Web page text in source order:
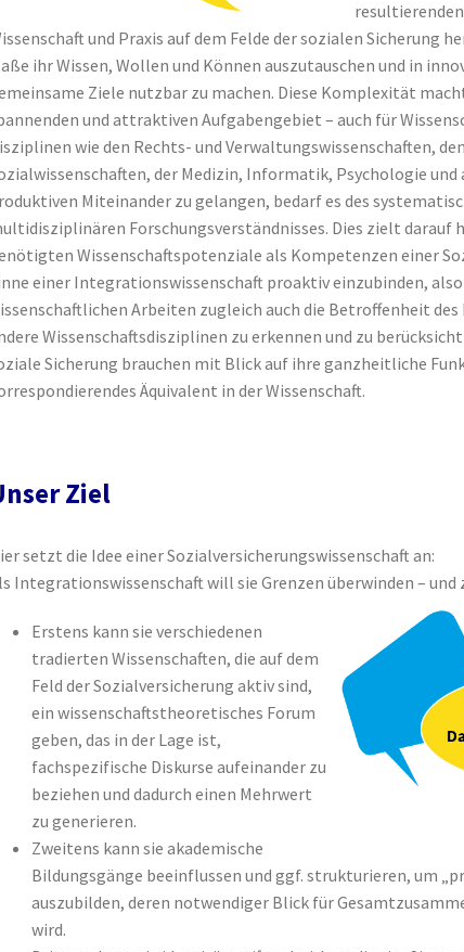
und Praxis auf dem Felde der sozialen Sicherung
ihr Wissen, Wollen und Können auszutauschen und in
Ziele nutzbar zu machen. Diese Komplexität
und attraktiven Aufgabengebiet – auch für
wie den Rechts- und Verwaltungswissenschaften,
der Medizin, Informatik, Psychologie und
Miteinander zu gelangen, bedarf es des
Forschungsverständnisses. Dies zielt darauf
Wissenschaftspotenziale als Kompetenzen einer
einer Integrationswissenschaft proaktiv einzubinden,
Arbeiten zugleich auch die Betroffenheit
Wissenschaftsdisziplinen zu erkennen und zu
Sicherung brauchen mit Blick auf ihre ganzheitliche
Äquivalent in der Wissenschaft.
Ziel
setzt die Idee einer Sozialversicherungswissenschaft an:
Integrationswissenschaft will sie Grenzen überwinden – und
Erstens kann sie verschiedenen
tradierten Wissenschaften, die auf dem
Feld der Sozialversicherung aktiv sind,
ein wissenschaftstheoretisches Forum
geben, das in der Lage ist,
fachspezifische Diskurse aufeinander zu
beziehen und dadurch einen Mehrwert
zu generieren.
Zweitens kann sie akademische
Bildungsgänge beeinflussen und ggf. strukturieren, um
auszubilden, deren notwendiger Blick für
wird.